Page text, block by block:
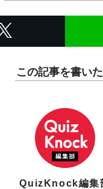
この記事を書い
QuizKnock編集